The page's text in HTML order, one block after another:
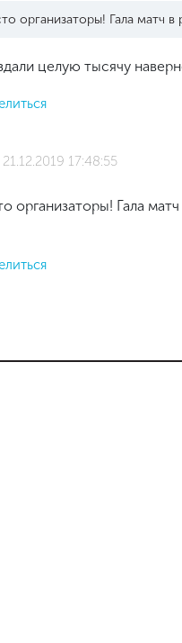
организаторы! Гала матч
целую тысячу
21.12.2019 17:48:55
организаторы! Гала